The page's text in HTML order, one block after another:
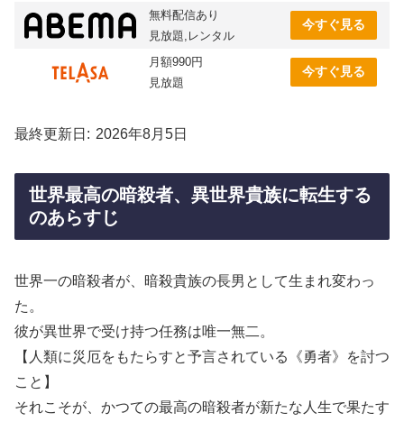
無料配信あり
見放題,レンタル
今すぐ見る
月額990円
見放題
今すぐ見る
最終更新日 2026年8月5日
世界最高の暗殺者、異世界貴族に転生する
のあらすじ
世界一の暗殺者が、暗殺貴族の長男として生まれ変わっ
た。
彼が異世界で受け持つ任務は唯一無二。
【人類に災厄をもたらすと予言されている《勇者》を討つ
こと】
それこそが、かつての最高の暗殺者が新たな人生で果たす